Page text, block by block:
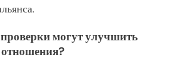
могут улучшить
отношения?